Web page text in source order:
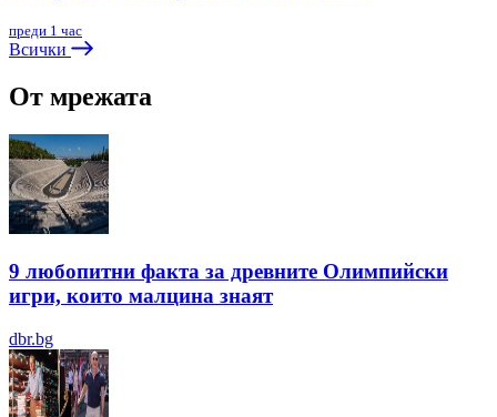
преди 1 час
Всички
От мрежата
9 любопитни факта за древните Олимпийски
игри, които малцина знаят
dbr.bg